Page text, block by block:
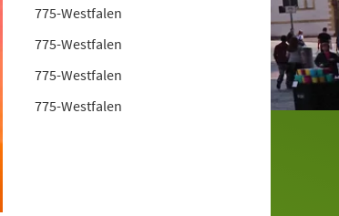
775-Westfalen
775-Westfalen
775-Westfalen
775-Westfalen